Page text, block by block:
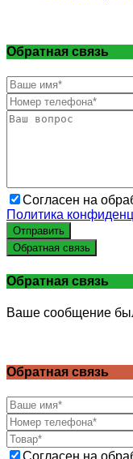
Обратная связь
Согласен на
Политика
Отправить
Обратная связь
Обратная связь
Ваше сообщение
Обратная связь